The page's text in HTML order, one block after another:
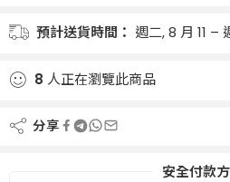
預計送貨時間： 週二, 8 月 11 –
8 人正在瀏覽此商品
分享
安全付款